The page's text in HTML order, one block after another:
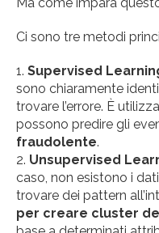
Ci sono tre metodi
Supervised
sono chiaramente
trovare l’errore. È
possono predire gli
fraudolente.
Unsupervised
caso, non esistono i
trovare dei pattern
per creare cluster